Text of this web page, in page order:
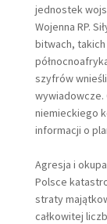
jednostek
Wojenna RP.
bitwach, takich
szyfrów
wywiadowcze.
niemieckiego
informacji o
Agresja i
Polsce
straty
całkowitej